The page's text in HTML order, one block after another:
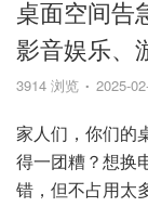
桌面空间告
影音娱乐、
3914 浏览 2025-
家人们，你们的
得一团糟？想换
错，但不占用太